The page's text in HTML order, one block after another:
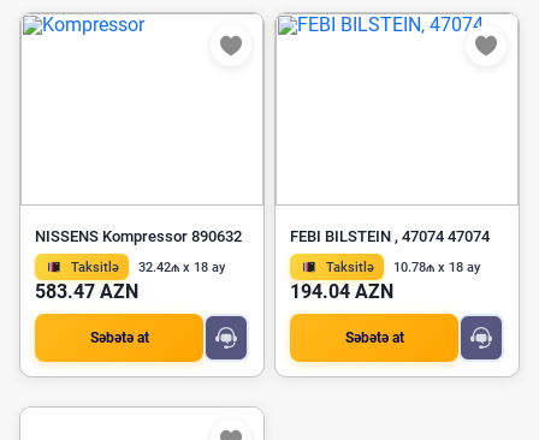
NISSENS Kompressor 890632
Taksitlə 32.42₼ x 18 ay
583.47 AZN
Səbətə at
FEBI BILSTEIN , 47074 47074
Taksitlə 10.78₼ x 18 ay
194.04 AZN
Səbətə at